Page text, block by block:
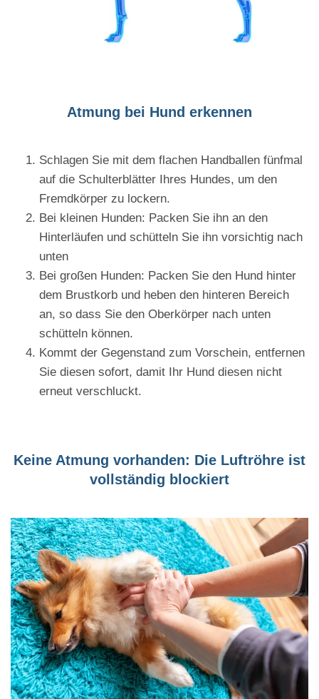
Atmung bei Hund erkennen
Schlagen Sie mit dem flachen Handballen fünfmal
auf die Schulterblätter Ihres Hundes, um den
Fremdkörper zu lockern.
Bei kleinen Hunden: Packen Sie ihn an den
Hinterläufen und schütteln Sie ihn vorsichtig nach
unten
Bei großen Hunden: Packen Sie den Hund hinter
dem Brustkorb und heben den hinteren Bereich
an, so dass Sie den Oberkörper nach unten
schütteln können.
Kommt der Gegenstand zum Vorschein, entfernen
Sie diesen sofort, damit Ihr Hund diesen nicht
erneut verschluckt.
Keine Atmung vorhanden: Die Luftröhre ist
vollständig blockiert